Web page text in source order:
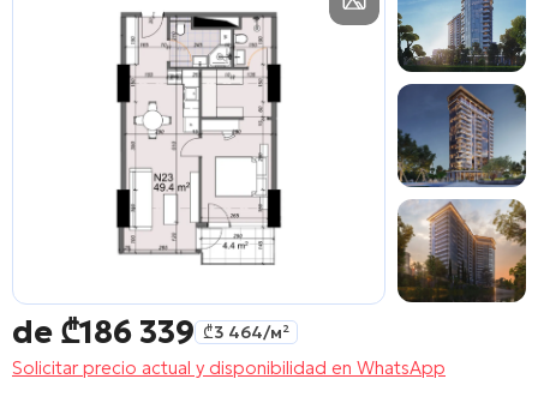
de ₾186 339 ₾3 464/м²
Solicitar precio actual y disponibilidad en WhatsApp